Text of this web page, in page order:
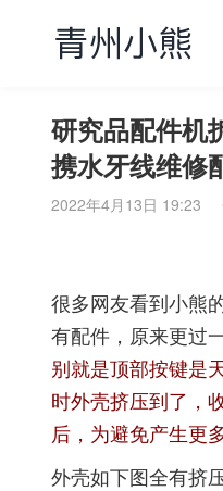
研究品配件机
携水牙线维修
2022年4月13日 19:23
很多网友看到小熊
有配件，原来更过
别就是顶部按键是
时外壳挤压到了，
后，为避免产生更
外壳如下图全有挤